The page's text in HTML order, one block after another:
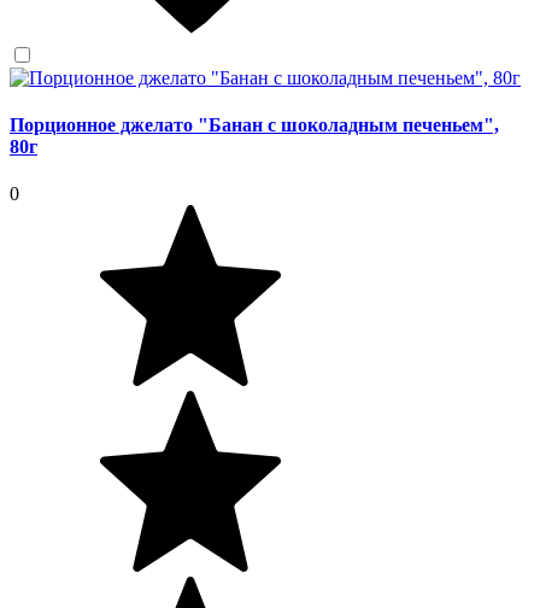
Порционное джелато "Банан с шоколадным печеньем",
80г
0